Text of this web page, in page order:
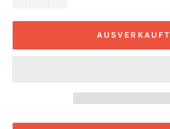
AUSVERKAUFT